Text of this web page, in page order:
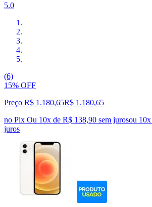
5.0
(6)
15% OFF
Preço R$ 1.180,65R$ 1.180,65
no Pix Ou 10x de R$ 138,90 sem jurosou 10x
juros